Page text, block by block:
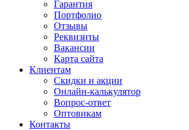
Гарантия
Портфолио
Отзывы
Реквизиты
Вакансии
Карта сайта
Клиентам
Скидки и акции
Онлайн-калькулятор
Вопрос-ответ
Оптовикам
Контакты